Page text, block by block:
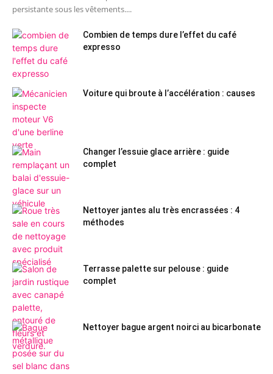
persistante sous les vêtements....
Combien de temps dure l’effet du café
expresso
Voiture qui broute à l’accélération : causes
Changer l’essuie glace arrière : guide
complet
Nettoyer jantes alu très encrassées : 4
méthodes
Terrasse palette sur pelouse : guide
complet
Nettoyer bague argent noirci au bicarbonate